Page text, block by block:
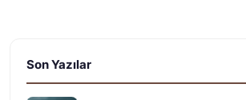
Son Yazılar